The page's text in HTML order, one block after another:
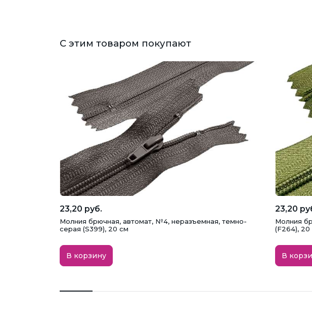
С этим товаром покупают
23,20 руб.
Молния брючная, автомат, №4, неразъемная, темно-
серая (S399), 20 см
В корзину
23,20
Молния
(F264), 20
В